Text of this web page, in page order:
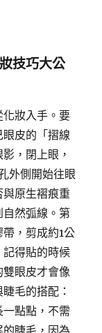
技巧大公
妝入手。要
皮的「摺線
，閉上眼，
外側開始往眼
原生褶痕重
然弧線。第
，剪成約1公
得貼的時候
眼皮才會像
毛的搭配：
點點，不需
睫毛，因為